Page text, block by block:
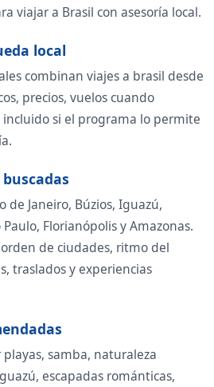
viajar a Brasil con asesoría local.
local
combinan viajes a brasil desde
precios, vuelos cuando
si el programa lo permite
de Janeiro, Búzios, Iguazú,
Florianópolis y Amazonas.
de ciudades, ritmo del
traslados y experiencias
samba, naturaleza
escapadas románticas,